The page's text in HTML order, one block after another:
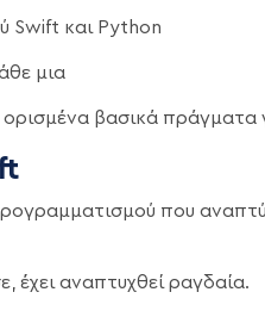
Swift και Python
μια
βασικά πράγματα
που
αναπτυχθεί ραγδαία.